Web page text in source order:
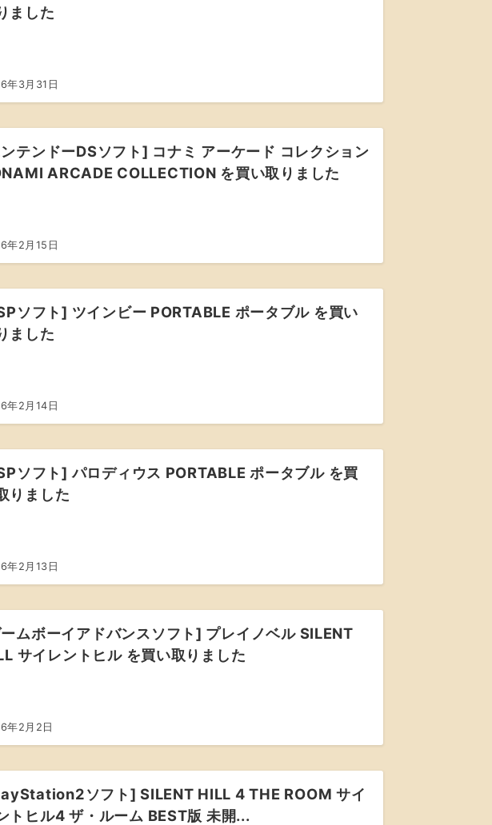
ました
年3月31日
テンドーDSソフト] コナミ アーケード コレクション
ARCADE COLLECTION を買い取りました
年2月15日
ソフト] ツインビー PORTABLE ポータブル を買い
ました
年2月14日
ソフト] パロディウス PORTABLE ポータブル を買
りました
年2月13日
ムボーイアドバンスソフト] プレイノベル SILENT
サイレントヒル を買い取りました
年2月2日
ソフト] SILENT HILL 4 THE ROOM サイ
トヒル4 ザ・ルーム BEST版 未開...